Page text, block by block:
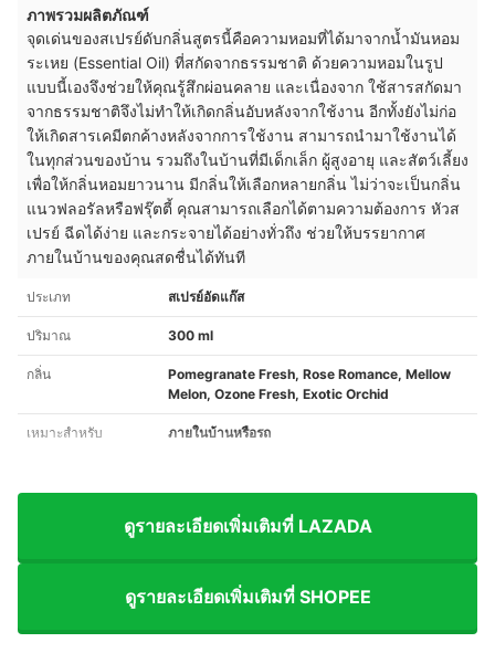
ภาพรวมผลิตภัณฑ์
จุดเด่นของสเปรย์ดับกลิ่นสูตรนี้คือความหอมที่ได้มาจากน้ำมันหอม
ระเหย (Essential Oil) ที่สกัดจากธรรมชาติ ด้วยความหอมในรูป
แบบนี้เองจึงช่วยให้คุณรู้สึกผ่อนคลาย และเนื่องจาก ใช้สารสกัดมา
จากธรรมชาติจึงไม่ทำให้เกิดกลิ่นอับหลังจากใช้งาน อีกทั้งยังไม่ก่อ
ให้เกิดสารเคมีตกค้างหลังจากการใช้งาน สามารถนำมาใช้งานได้
ในทุกส่วนของบ้าน รวมถึงในบ้านที่มีเด็กเล็ก ผู้สูงอายุ และสัตว์เลี้ยง
เพื่อให้กลิ่นหอมยาวนาน มีกลิ่นให้เลือกหลายกลิ่น ไม่ว่าจะเป็นกลิ่น
แนวฟลอรัลหรือฟรุ๊ตตี้ คุณสามารถเลือกได้ตามความต้องการ หัวส
เปรย์ ฉีดได้ง่าย และกระจายได้อย่างทั่วถึง ช่วยให้บรรยากาศ
ภายในบ้านของคุณสดชื่นได้ทันที
ประเภท สเปรย์อัดแก๊ส
ปริมาณ 300 ml
กลิ่น
Pomegranate Fresh, Rose Romance, Mellow
Melon, Ozone Fresh, Exotic Orchid
เหมาะสำหรับ ภายในบ้านหรือรถ
ดูรายละเอียดเพิ่มเติมที่ LAZADA
ดูรายละเอียดเพิ่มเติมที่ SHOPEE